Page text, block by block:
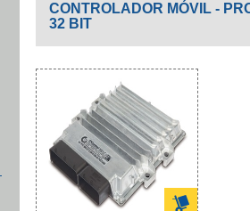
CONTROLADOR MÓVIL -
32 BIT